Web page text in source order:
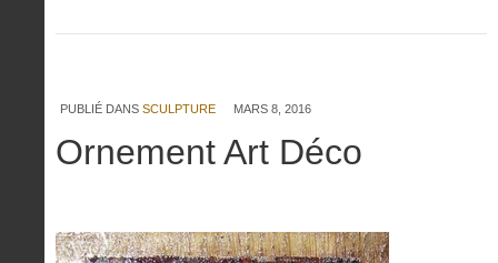
PUBLIÉ DANS SCULPTURE MARS 8, 2016
Ornement Art Déco